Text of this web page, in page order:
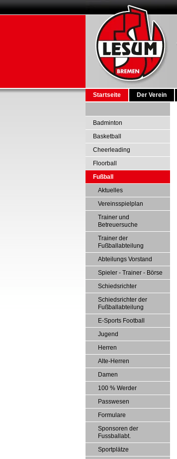
Badminton
Basketball
Cheerleading
Floorball
Fußball
Aktuelles
Vereinsspielplan
Trainer und
Betreuersuche
Trainer der
Fußballabteilung
Abteilungs Vorstand
Spieler - Trainer - Börse
Schiedsrichter
Schiedsrichter der
Fußballabteilung
E-Sports Football
Jugend
Herren
Alte-Herren
Damen
100 % Werder
Passwesen
Formulare
Sponsoren der
Fussballabt.
Sportplätze
Startseite Der Verein